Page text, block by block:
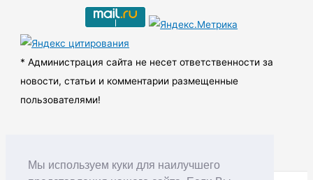
Мы используем куки для наилучшего
ы
* Администрация сайта не несет ответственности за
новости, статьи и комментарии размещенные
пользователями!